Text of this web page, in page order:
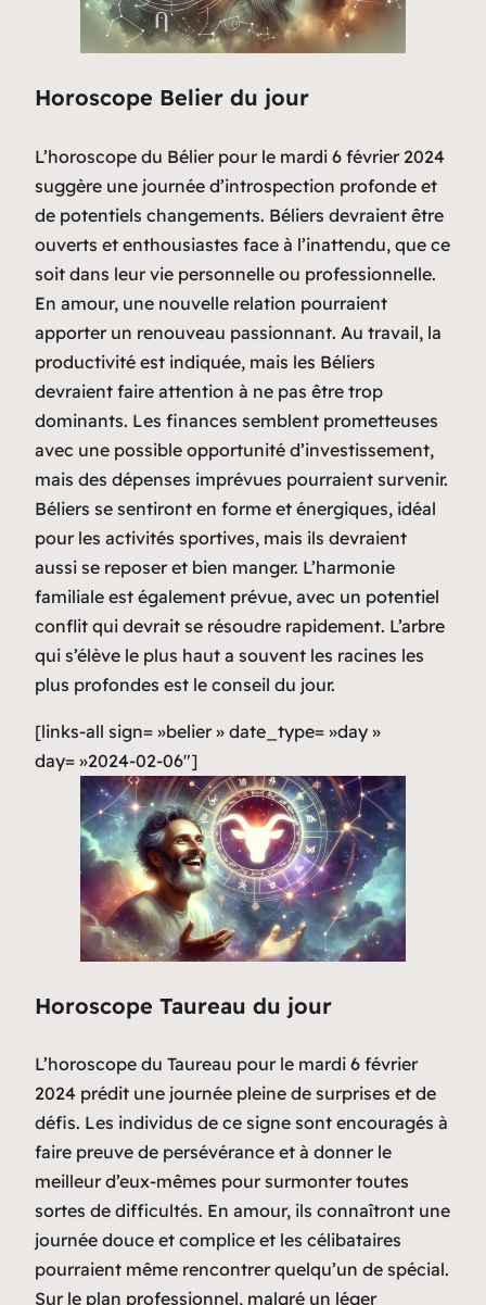
Horoscope Belier du jour
L’horoscope du Bélier pour le mardi 6 février 2024
suggère une journée d’introspection profonde et
de potentiels changements. Béliers devraient être
ouverts et enthousiastes face à l’inattendu, que ce
soit dans leur vie personnelle ou professionnelle.
En amour, une nouvelle relation pourraient
apporter un renouveau passionnant. Au travail, la
productivité est indiquée, mais les Béliers
devraient faire attention à ne pas être trop
dominants. Les finances semblent prometteuses
avec une possible opportunité d’investissement,
mais des dépenses imprévues pourraient survenir.
Béliers se sentiront en forme et énergiques, idéal
pour les activités sportives, mais ils devraient
aussi se reposer et bien manger. L’harmonie
familiale est également prévue, avec un potentiel
conflit qui devrait se résoudre rapidement. L’arbre
qui s’élève le plus haut a souvent les racines les
plus profondes est le conseil du jour.
[links-all sign= »belier » date_type= »day »
day= »2024-02-06″]
Horoscope Taureau du jour
L’horoscope du Taureau pour le mardi 6 février
2024 prédit une journée pleine de surprises et de
défis. Les individus de ce signe sont encouragés à
faire preuve de persévérance et à donner le
meilleur d’eux-mêmes pour surmonter toutes
sortes de difficultés. En amour, ils connaîtront une
journée douce et complice et les célibataires
pourraient même rencontrer quelqu’un de spécial.
Sur le plan professionnel, malgré un léger